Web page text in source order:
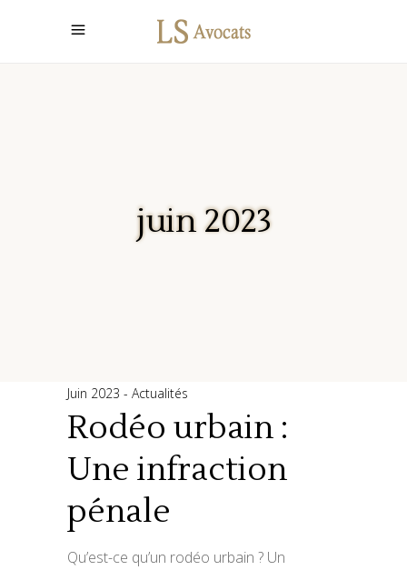
juin 2023
Juin 2023 Actualités
Rodéo urbain :
Une infraction
pénale
Qu’est-ce qu’un rodéo urbain ? Un